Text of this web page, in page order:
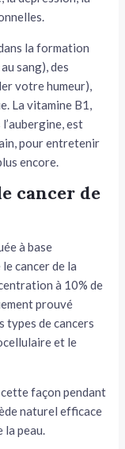
la formation
sang), des
votre humeur),
La vitamine B1,
est
pour entretenir
encore.
cancer de
à base
cancer de la
à 10% de
prouvé
types de cancers
et le
cette façon pendant
naturel efficace
la peau.